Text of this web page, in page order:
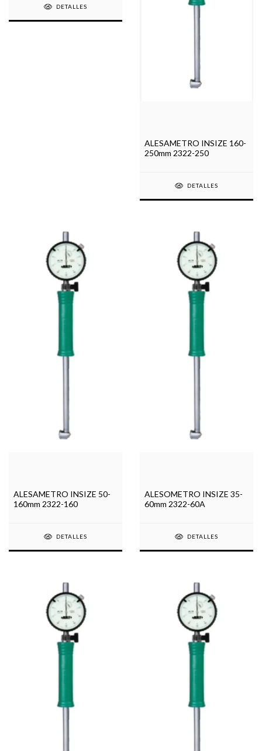
DETALLES
ALESAMETRO INSIZE 160-
250mm 2322-250
DETALLES
ALESAMETRO INSIZE 50-
160mm 2322-160
DETALLES
ALESOMETRO INSIZE 35-
60mm 2322-60A
DETALLES